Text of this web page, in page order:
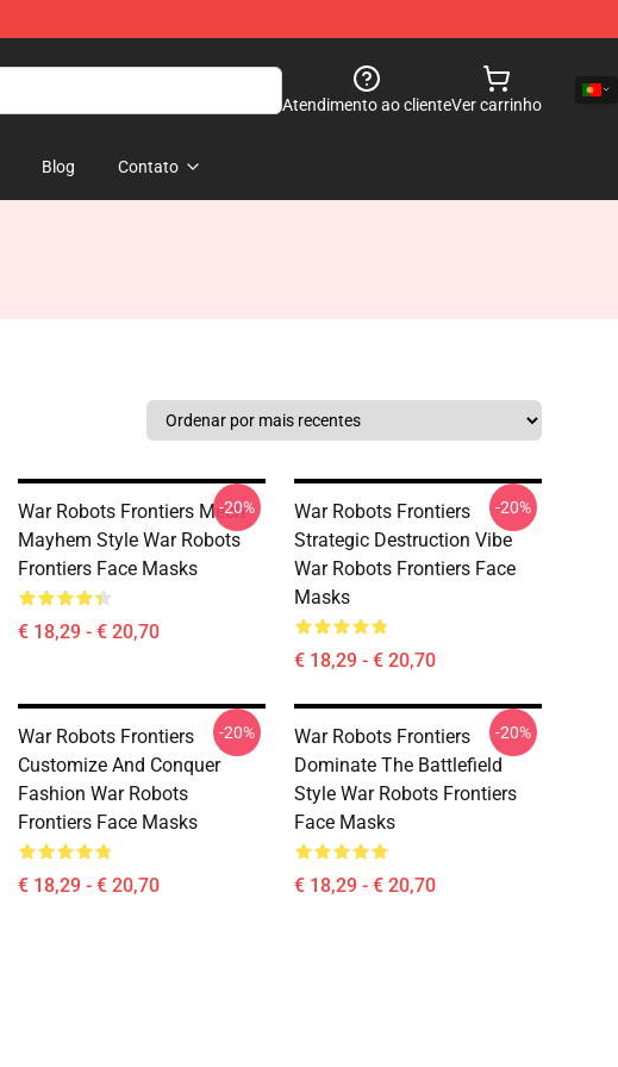
Atendimento ao clienteVer carrinho
Blog Contato
War Robots Frontiers Mech
Mayhem Style War Robots
Frontiers Face Masks
€ 18,29 - € 20,70
-20%
War Robots Frontiers
Strategic Destruction Vibe
War Robots Frontiers Face
Masks
€ 18,29 - € 20,70
-20%
War Robots Frontiers
Customize And Conquer
Fashion War Robots
Frontiers Face Masks
€ 18,29 - € 20,70
-20%
War Robots Frontiers
Dominate The Battlefield
Style War Robots Frontiers
Face Masks
€ 18,29 - € 20,70
-20%